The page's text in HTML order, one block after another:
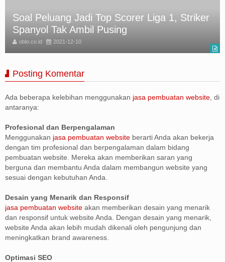
Soal Peluang Jadi Top Scorer Liga 1, Striker
Spanyol Tak Ambil Pusing
oblo.co.id 2021-12-10
Posting Komentar
Ada beberapa kelebihan menggunakan jasa pembuatan website , di
antaranya:
Profesional dan Berpengalaman
Menggunakan jasa pembuatan website berarti Anda akan bekerja
dengan tim profesional dan berpengalaman dalam bidang
pembuatan website. Mereka akan memberikan saran yang
berguna dan membantu Anda dalam membangun website yang
sesuai dengan kebutuhan Anda.
Desain yang Menarik dan Responsif
jasa pembuatan website akan memberikan desain yang menarik
dan responsif untuk website Anda. Dengan desain yang menarik,
website Anda akan lebih mudah dikenali oleh pengunjung dan
meningkatkan brand awareness.
Optimasi SEO